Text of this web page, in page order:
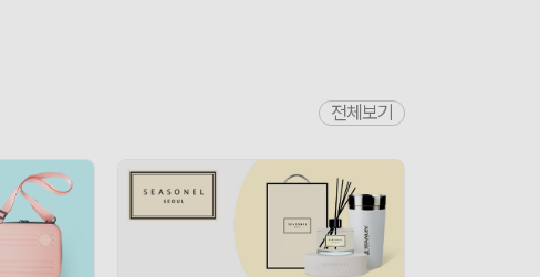
전체보기